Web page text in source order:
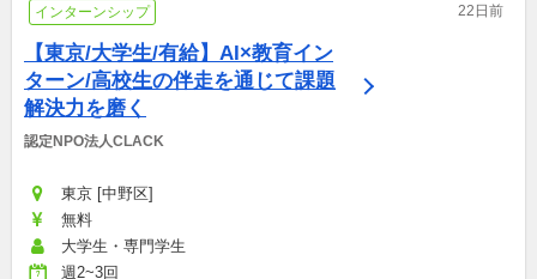
インターンシップ 22日前
【東京/大学生/有給】AI×教育イン
ターン/高校生の伴走を通じて課題
解決力を磨く
認定NPO法人CLACK
東京 [中野区]
無料
大学生・専門学生
週2~3回